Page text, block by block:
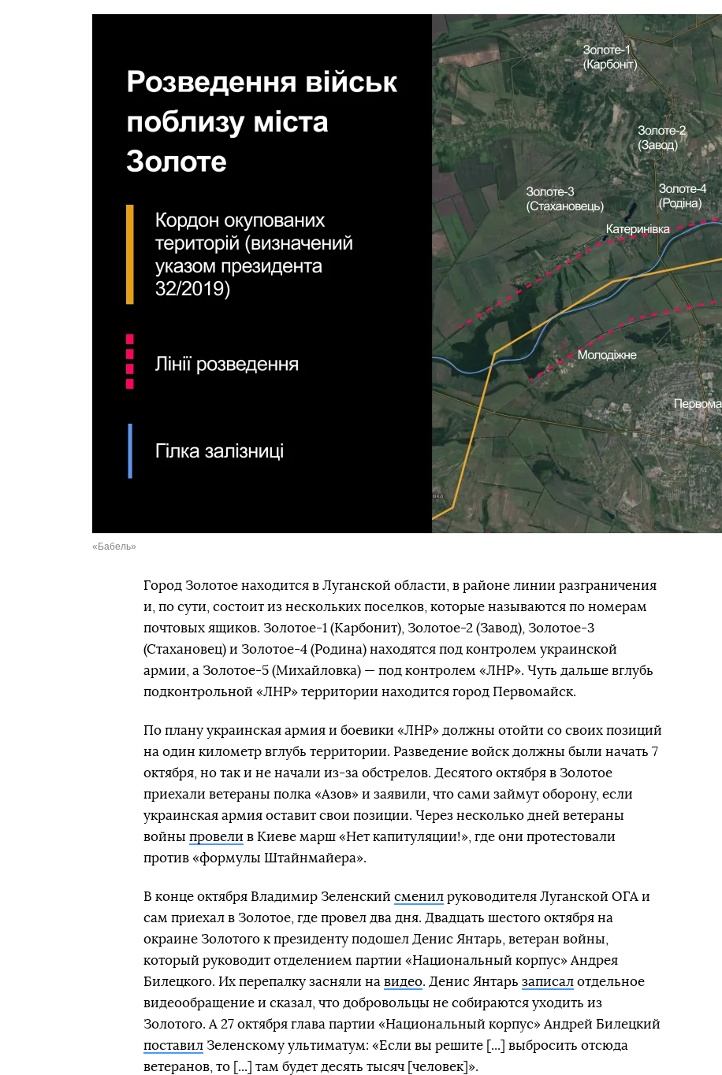
«Бабель»
Город Золотое находится в Луганской области, в районе линии разграничения
и, по сути, состоит из нескольких поселков, которые называются по номерам
почтовых ящиков. Золотое-1 (Карбонит), Золотое-2 (Завод), Золотое-3
(Стахановец) и Золотое-4 (Родина) находятся под контролем украинской
армии, а Золотое-5 (Михайловка) — под контролем «ЛНР». Чуть дальше вглубь
подконтрольной «ЛНР» территории находится город Первомайск.
По плану украинская армия и боевики «ЛНР» должны отойти со своих позиций
на один километр вглубь территории. Разведение войск должны были начать 7
октября, но так и не начали из-за обстрелов. Десятого октября в Золотое
приехали ветераны полка «Азов» и заявили, что сами займут оборону, если
украинская армия оставит свои позиции. Через несколько дней ветераны
войны провели в Киеве марш «Нет капитуляции!», где они протестовали
против «формулы Штайнмайера».
В конце октября Владимир Зеленский сменил руководителя Луганской ОГА и
сам приехал в Золотое, где провел два дня. Двадцать шестого октября на
окраине Золотого к президенту подошел Денис Янтарь, ветеран войны,
который руководит отделением партии «Национальный корпус» Андрея
Билецкого. Их перепалку засняли на видео. Денис Янтарь записал отдельное
видеообращение и сказал, что добровольцы не собираются уходить из
Золотого. А 27 октября глава партии «Национальный корпус» Андрей Билецкий
поставил Зеленскому ультиматум: «Если вы решите [...] выбросить отсюда
ветеранов, то [...] там будет десять тысяч [человек]».